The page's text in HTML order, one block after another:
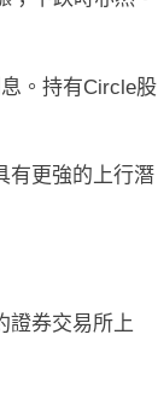
。持有Circle股
有更強的上行潛
證券交易所上